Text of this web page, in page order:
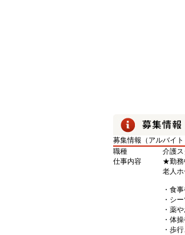
募集情報（アルバイ
職種
介護
仕事内容
★勤務
老人
・食
・シ
・薬
・体
・歩